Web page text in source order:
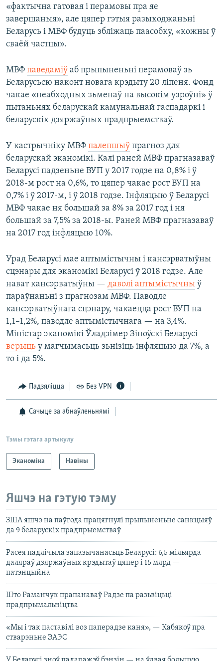
«фактычна гатовая і перамовы пра яе
завершаныя», але цяпер гэтыя разыходжаньні
Беларусь і МВФ будуць збліжаць паасобку, «кожны ў
сваёй частцы».
МВФ паведаміў аб прыпыненьні перамоваў зь
Беларусьсю наконт новага крэдыту 20 ліпеня. Фонд
чакае «неабходных зьменаў на высокім узроўні» ў
пытаньнях беларускай камунальнай гаспадаркі і
беларускіх дзяржаўных прадпрыемстваў.
У кастрычніку МВФ палепшыў прагноз для
беларускай эканомікі. Калі раней МВФ прагназаваў
Беларусі падзеньне ВУП у 2017 годзе на 0,8% і ў
2018-м рост на 0,6%, то цяпер чакае рост ВУП на
0,7% і ў 2017-м, і ў 2018 годзе. Інфляцыю ў Беларусі
МВФ чакае ня большай за 8% за 2017 год і ня
большай за 7,5% за 2018-ы. Раней МВФ прагназаваў
на 2017 год інфляцыю 10%.
Урад Беларусі мае аптымістычны і кансэрватыўны
сцэнары для эканомікі Беларусі ў 2018 годзе. Але
нават кансэрватыўны — даволі аптымістычны ў
параўнаньні з прагнозам МВФ. Паводле
кансэрватыўнага сцэнару, чакаецца рост ВУП на
1,1–1,2%, паводле аптымістычнага — на 3,4%.
Міністар эканомікі Ўладзімер Зіноўскі Беларусі
верыць у магчымасьць зьнізіць інфляцыю да 7%, а
то і да 5%.
Падзяліцца Без VPN
Сачыце за абнаўленьнямі
Тэмы гэтага артыкулу
Эканоміка Навіны
Яшчэ на гэтую тэму
ЗША яшчэ на паўгода працягнулі прыпыненьне санкцыяў
да 9 беларускіх прадпрыемстваў
Расея падлічыла запазычанасьць Беларусі: 6,5 мільярда
даляраў дзяржаўных крэдытаў цяпер і 15 млрд —
патэнцыйна
Што Раманчук прапанаваў Радзе па разьвіцьці
прадпрымальніцтва
«Мы і так паставілі воз паперадзе каня», — Кабякоў пра
стварэньне ЭАЭС